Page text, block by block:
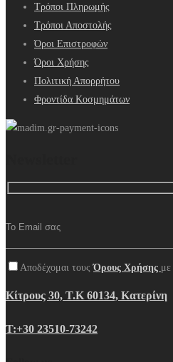
Τρόποι Πληρωμής
Τρόποι Αποστολής
Όροι Επιστροφών
Όροι Χρήσης
Πολιτική Απορρήτου
Φροντίδα Κοσμημάτων
Αποδέχομαι τουςΌρους Χρήσης με
Κίτρους 30, Τ.Κ 60134, Κατερίνη
Τ:+30 23510-73242